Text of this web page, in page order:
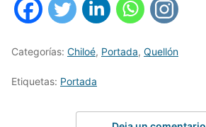
Categorías: Chiloé, Portada, Quellón
Etiquetas: Portada